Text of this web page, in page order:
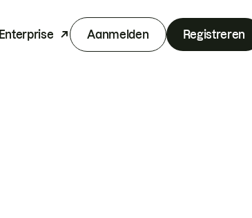
Enterprise Aanmelden Registreren